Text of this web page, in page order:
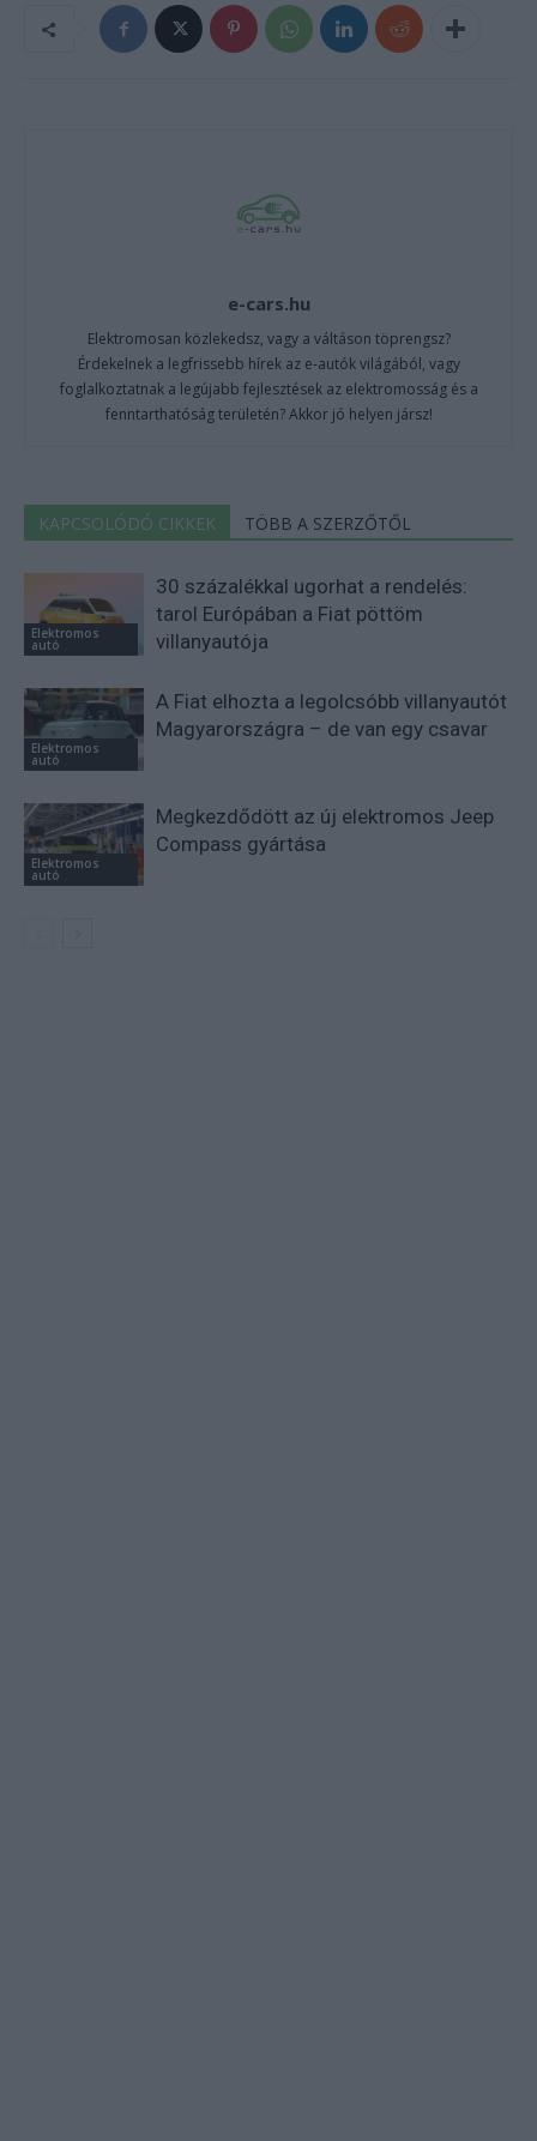
e-cars.hu
Elektromosan közlekedsz, vagy a váltáson töprengsz?
Érdekelnek a legfrissebb hírek az e-autók világából, vagy
foglalkoztatnak a legújabb fejlesztések az elektromosság és a
fenntarthatóság területén? Akkor jó helyen jársz!
KAPCSOLÓDÓ CIKKEK TÖBB A SZERZŐTŐL
Elektromos
autó
30 százalékkal ugorhat a rendelés:
tarol Európában a Fiat pöttöm
villanyautója
Elektromos
autó
A Fiat elhozta a legolcsóbb villanyautót
Magyarországra – de van egy csavar
Elektromos
autó
Megkezdődött az új elektromos Jeep
Compass gyártása